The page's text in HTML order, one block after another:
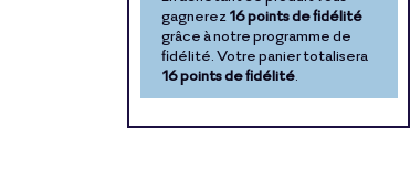
gagnerez16 points de fidélité
grâce à notre programme de
fidélité. Votre panier totalisera
16 points de fidélité.